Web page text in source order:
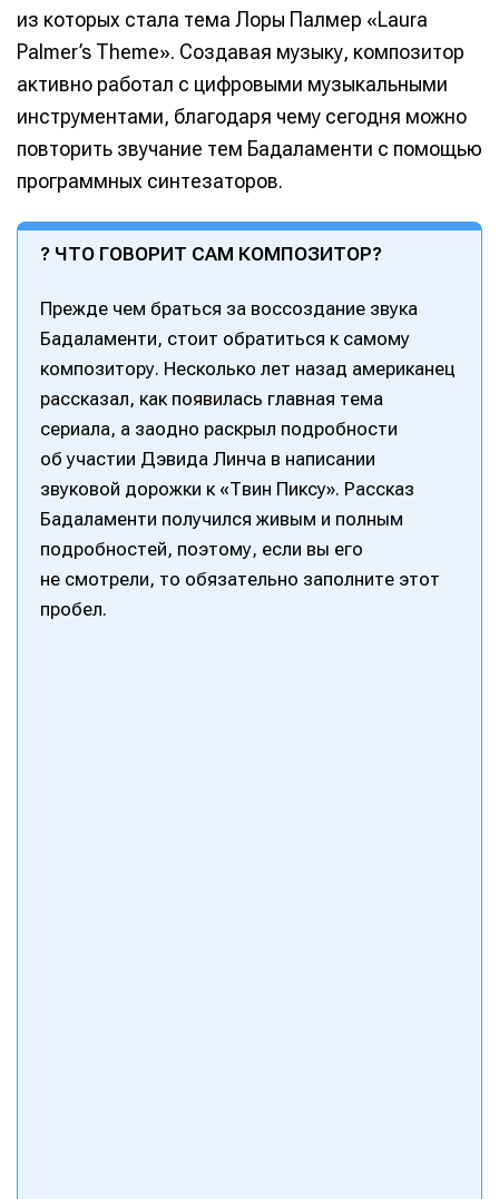
из которых стала тема Лоры Палмер «Laura
Palmer’s Theme». Создавая музыку, композитор
активно работал с цифровыми музыкальными
инструментами, благодаря чему сегодня можно
повторить звучание тем Бадаламенти с помощью
программных синтезаторов.
? ЧТО ГОВОРИТ САМ КОМПОЗИТОР?
Прежде чем браться за воссоздание звука
Бадаламенти, стоит обратиться к самому
композитору. Несколько лет назад американец
рассказал, как появилась главная тема
сериала, а заодно раскрыл подробности
об участии Дэвида Линча в написании
звуковой дорожки к «Твин Пиксу». Рассказ
Бадаламенти получился живым и полным
подробностей, поэтому, если вы его
не смотрели, то обязательно заполните этот
пробел.